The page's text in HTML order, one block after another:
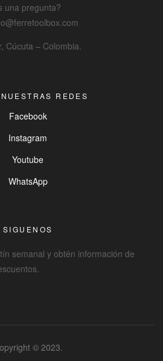
una pregunta?
Cúcuta – Colombia.
REDES
Facebook
Instagram
Youtube
WhatsApp
SIGUENOS
semanal y obtén información de
© 2023.